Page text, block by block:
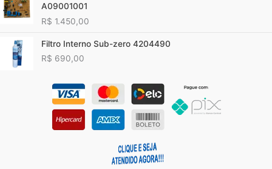
A09001001
R$ 1.450,00
Filtro Interno Sub-zero 4204490
R$ 690,00